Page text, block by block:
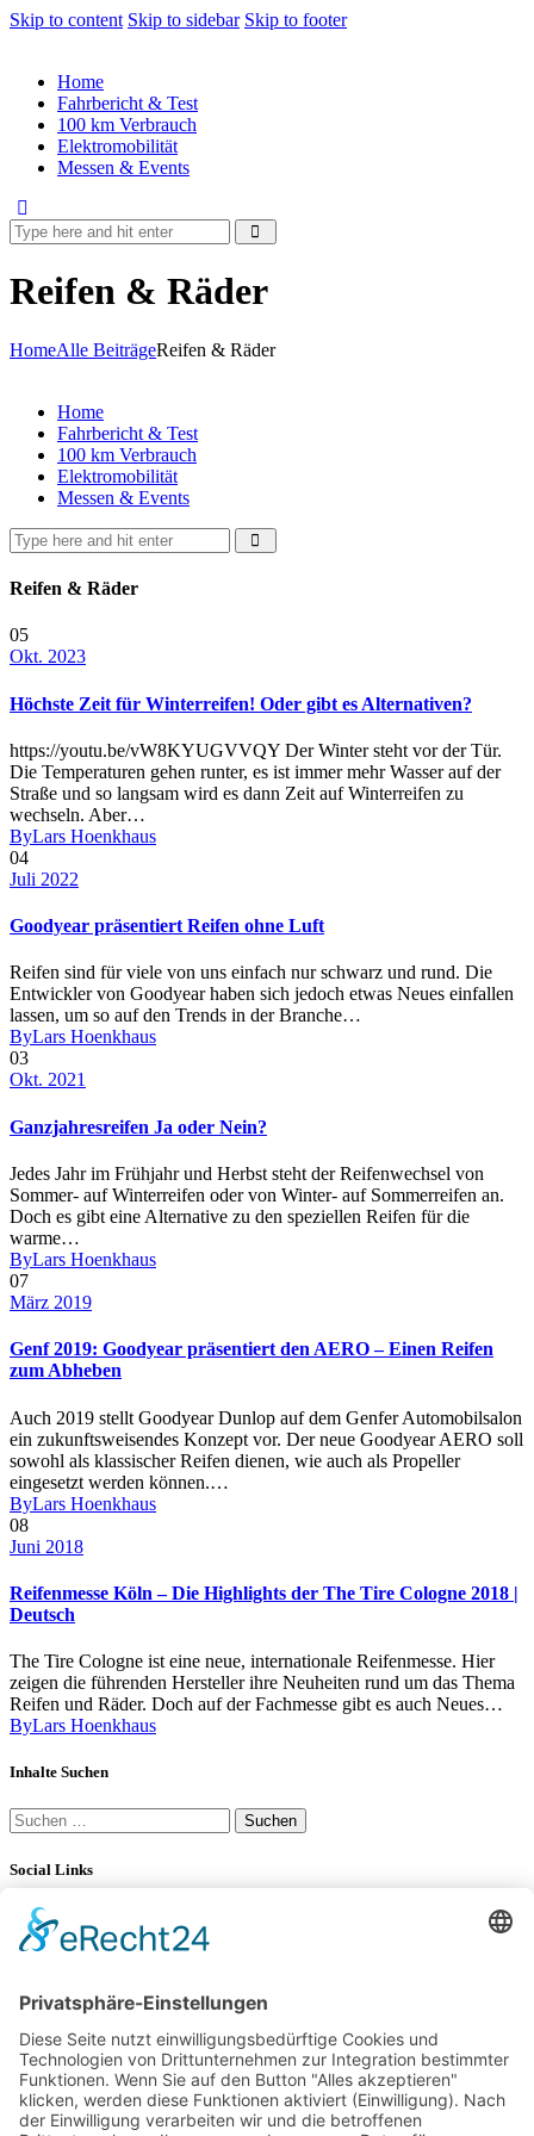
Skip to content Skip to sidebar Skip to footer
Home
Fahrbericht & Test
100 km Verbrauch
Elektromobilität
Messen & Events
Reifen & Räder
HomeAlle BeiträgeReifen & Räder
Home
Fahrbericht & Test
100 km Verbrauch
Elektromobilität
Messen & Events
Reifen & Räder
05
Okt. 2023
Höchste Zeit für Winterreifen! Oder gibt es Alternativen?
https://youtu.be/vW8KYUGVVQY Der Winter steht vor der Tür.
Die Temperaturen gehen runter, es ist immer mehr Wasser auf der
Straße und so langsam wird es dann Zeit auf Winterreifen zu
wechseln. Aber…
ByLars Hoenkhaus
04
Juli 2022
Goodyear präsentiert Reifen ohne Luft
Reifen sind für viele von uns einfach nur schwarz und rund. Die
Entwickler von Goodyear haben sich jedoch etwas Neues einfallen
lassen, um so auf den Trends in der Branche…
ByLars Hoenkhaus
03
Okt. 2021
Ganzjahresreifen Ja oder Nein?
Jedes Jahr im Frühjahr und Herbst steht der Reifenwechsel von
Sommer- auf Winterreifen oder von Winter- auf Sommerreifen an.
Doch es gibt eine Alternative zu den speziellen Reifen für die
warme…
ByLars Hoenkhaus
07
März 2019
Genf 2019: Goodyear präsentiert den AERO – Einen Reifen
zum Abheben
Auch 2019 stellt Goodyear Dunlop auf dem Genfer Automobilsalon
ein zukunftsweisendes Konzept vor. Der neue Goodyear AERO soll
sowohl als klassischer Reifen dienen, wie auch als Propeller
eingesetzt werden können.…
ByLars Hoenkhaus
08
Juni 2018
Reifenmesse Köln – Die Highlights der The Tire Cologne 2018 |
Deutsch
The Tire Cologne ist eine neue, internationale Reifenmesse. Hier
zeigen die führenden Hersteller ihre Neuheiten rund um das Thema
Reifen und Räder. Doch auf der Fachmesse gibt es auch Neues…
ByLars Hoenkhaus
Inhalte Suchen
Suchen
nach:
Social Links
YouTube
LinkedIn 0
Mercedes-Benz V-Klasse V 300 d Langstreckentest
25. September 2024